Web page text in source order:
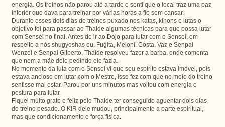
energia. Os treinos não parou até a tarde e senti que o local traz uma paz
interior que dava para treinar por várias horas a fio sem cansar.
Durante esses dois dias de treinos puxado nos katas, kihons e lutas o
objetivo foi para passar ao Thaide algumas técnicas para que possa lutar
com Sensei no final. Antes de ir ao Dojo para lutar com o Sensei, em
respeito a nós shugyoshas eu, Fugita, Meloni, Costa, Vaz e Senpai
Wenzel e Senpai Gilberto, Thaide resolveu fazer a barba, onde comenta
que nem a mãe dele pedindo ele fazia.
No momento da luta com o Sensei vi que seu espírito estava imóvel, pois
estava ancioso em lutar com o Mestre, isso fez com que no meio do treino
sentisse mal estar. Parou por uns minutos mas voltou com energia e
postura para lutar.
Fiquei muito grato e feliz pelo Thaide ter conseguido aguentar dois dias
de treino pesado. O KIR dele mudou, principalmente a parte espiritual,
mas que condicionamento e força física.